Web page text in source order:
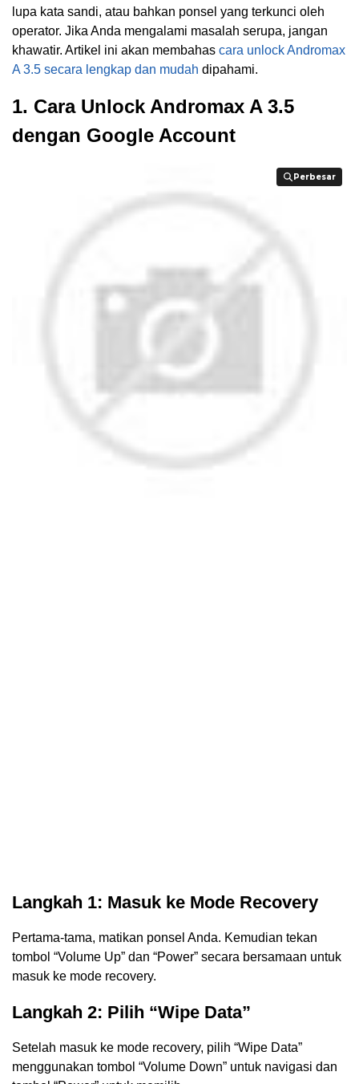
lupa kata sandi, atau bahkan ponsel yang terkunci oleh
operator. Jika Anda mengalami masalah serupa, jangan
khawatir. Artikel ini akan membahas cara unlock Andromax
A 3.5 secara lengkap dan mudah dipahami.
1. Cara Unlock Andromax A 3.5
dengan Google Account
Perbesar
Perbesar
Langkah 1: Masuk ke Mode Recovery
Pertama-tama, matikan ponsel Anda. Kemudian tekan
tombol “Volume Up” dan “Power” secara bersamaan untuk
masuk ke mode recovery.
Langkah 2: Pilih “Wipe Data”
Setelah masuk ke mode recovery, pilih “Wipe Data”
menggunakan tombol “Volume Down” untuk navigasi dan